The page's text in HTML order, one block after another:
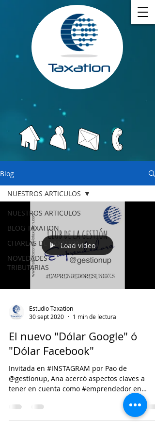
Blog
NUESTROS ARTICULOS
BLOG TAXATION
CHARLAS DE TAXATION
NOVEDADES
TRIBUTARIAS
NUESTROS ARTICULOS
Load video
Estudio Taxation
30 sept 2020
1 min de lectura
El nuevo "Dólar Google" ó
"Dólar Facebook"
Invitada en #INSTAGRAM por Pao de
@gestionup, Ana acercó aspectos claves a
tener en cuenta como #emprendedor en